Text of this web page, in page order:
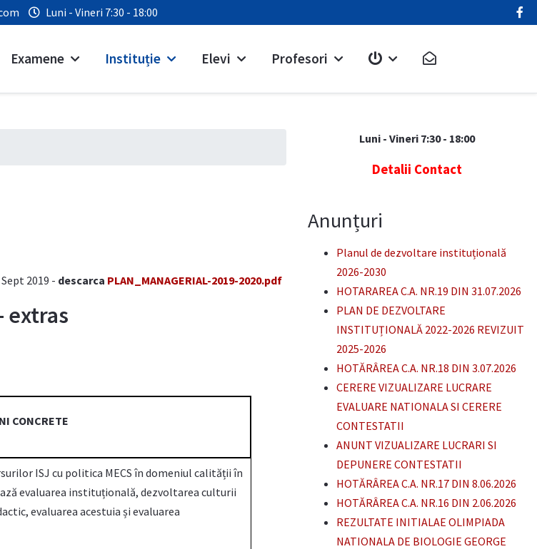
Luni - Vineri 7:30 - 18:00
Examene Instituție Elevi Profesori
2019 - descarca PLAN_MANAGERIAL-2019-2020.pdf
extras
CONCRETE
ISJ cu politica MECS în domeniul calității în
evaluarea instituțională, dezvoltarea culturii
evaluarea acestuia și evaluarea
Luni - Vineri 7:30 - 18:00
Detalii Contact
Anunțuri
Planul de dezvoltare instituțională
2026-2030
HOTARAREA C.A. NR.19 DIN 31.07.2026
PLAN DE DEZVOLTARE
INSTITUȚIONALĂ 2022-2026 REVIZUIT
2025-2026
HOTĂRÂREA C.A. NR.18 DIN 3.07.2026
CERERE VIZUALIZARE LUCRARE
EVALUARE NATIONALA SI CERERE
CONTESTATII
ANUNT VIZUALIZARE LUCRARI SI
DEPUNERE CONTESTATII
HOTĂRÂREA C.A. NR.17 DIN 8.06.2026
HOTĂRÂREA C.A. NR.16 DIN 2.06.2026
REZULTATE INITIALAE OLIMPIADA
NATIONALA DE BIOLOGIE GEORGE